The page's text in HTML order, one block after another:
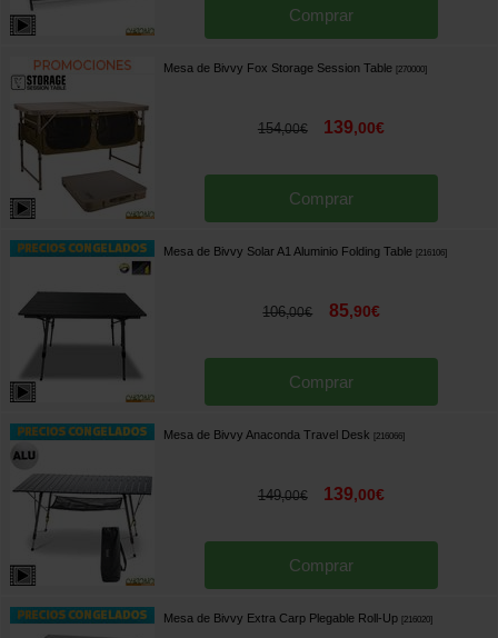
Comprar
Mesa de Bivvy Fox Storage Session Table [270000]
154,00€ 139,00€
Comprar
Mesa de Bivvy Solar A1 Aluminio Folding Table [216106]
106,00€ 85,90€
Comprar
Mesa de Bivvy Anaconda Travel Desk [216066]
149,00€ 139,00€
Comprar
Mesa de Bivvy Extra Carp Plegable Roll-Up [216020]